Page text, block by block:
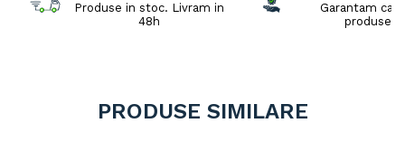
Produse in stoc. Livram in
48h
Garantam
PRODUSE SIMILARE